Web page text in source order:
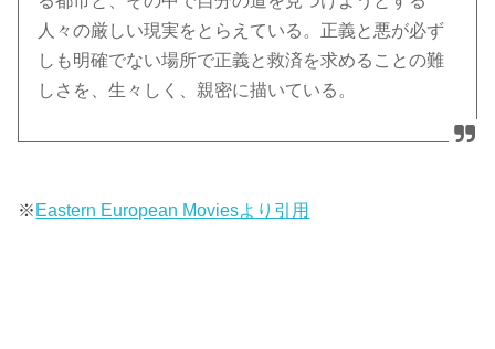
人々の厳しい現実をとらえている。正義と悪が必ず
しも明確でない場所で正義と救済を求めることの難
しさを、生々しく、親密に描いている。
※Eastern European Moviesより引用